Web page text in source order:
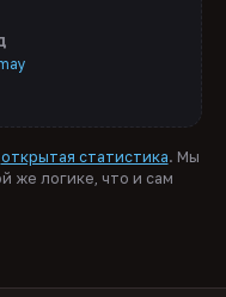
открытая статистика. Мы
же логике, что и сам